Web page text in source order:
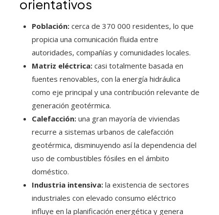
orientativos
Población: cerca de 370 000 residentes, lo que
propicia una comunicación fluida entre
autoridades, compañías y comunidades locales.
Matriz eléctrica: casi totalmente basada en
fuentes renovables, con la energía hidráulica
como eje principal y una contribución relevante de
generación geotérmica.
Calefacción: una gran mayoría de viviendas
recurre a sistemas urbanos de calefacción
geotérmica, disminuyendo así la dependencia del
uso de combustibles fósiles en el ámbito
doméstico.
Industria intensiva: la existencia de sectores
industriales con elevado consumo eléctrico
influye en la planificación energética y genera